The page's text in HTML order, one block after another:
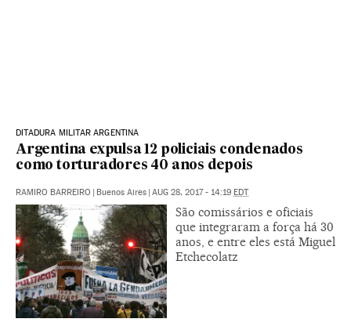
DITADURA MILITAR ARGENTINA
Argentina expulsa 12 policiais condenados
como torturadores 40 anos depois
RAMIRO BARREIRO | Buenos Aires | AUG 28, 2017 - 14:19 EDT
São comissários e oficiais
que integraram a força há 30
anos, e entre eles está Miguel
Etchecolatz